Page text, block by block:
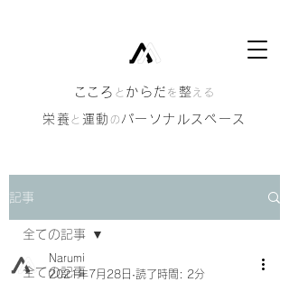
​こころ と からだ を 整 える
栄養 と 運動 のパーソナルスペース
記事
全ての記事
全ての記事
Narumi
2021年7月28日 読了時間: 2分